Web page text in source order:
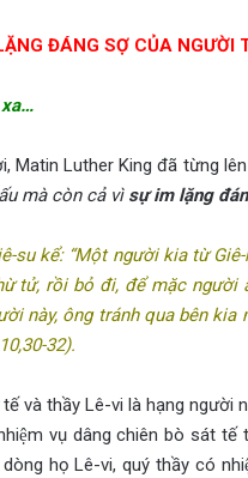
ĐÁNG SỢ CỦA NGƯỜI
Matin Luther King đã từng
mà còn cả vì sự im lặng
su kể: “Một người kia từ
tử, rồi bỏ đi, để mặc người
này, ông tránh qua bên
32).
và thầy Lê-vi là hạng người
vụ dâng chiên bò sát tế
họ Lê-vi, quý thầy có